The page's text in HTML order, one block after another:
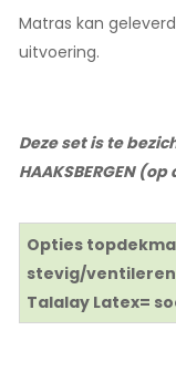
Matras kan
uitvoering.
Deze set is te
HAAKSBERGEN
Opties
stevig/
Talalay Latex=